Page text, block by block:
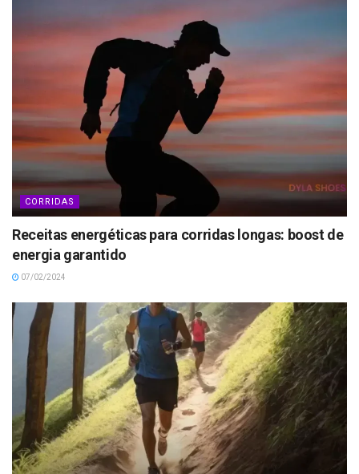
CORRIDAS
Receitas energéticas para corridas longas: boost de
energia garantido
07/02/2024